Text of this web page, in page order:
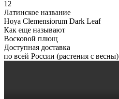
12
Латинское название
Hoya Clemensiorum Dark Leaf
Как еще называют
Восковой плющ
Доступная доставка
по всей России (растения с весны)